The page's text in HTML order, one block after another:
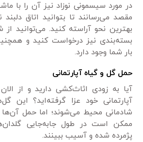
در مورد سیسمونی نوزاد نیز آن را با
مقصد می‌رسانند تا بتوانید اتاق
بهترین نحو آراسته کنید. می‌توانید
بسته‌بندی نیز درخواست کنید و
بار شما وجود دارد.
حمل گل و گیاه آپارتمانی
آیا به زودی اثاث‌کشی دارید و از
آپارتمانی خود عزا گرفته‌اید؟ این
شادمانی محیط می‌شوند؛ اما حمل
ممکن است در طول جابه‌جایی
پژمرده شده و آسیب ببینند.